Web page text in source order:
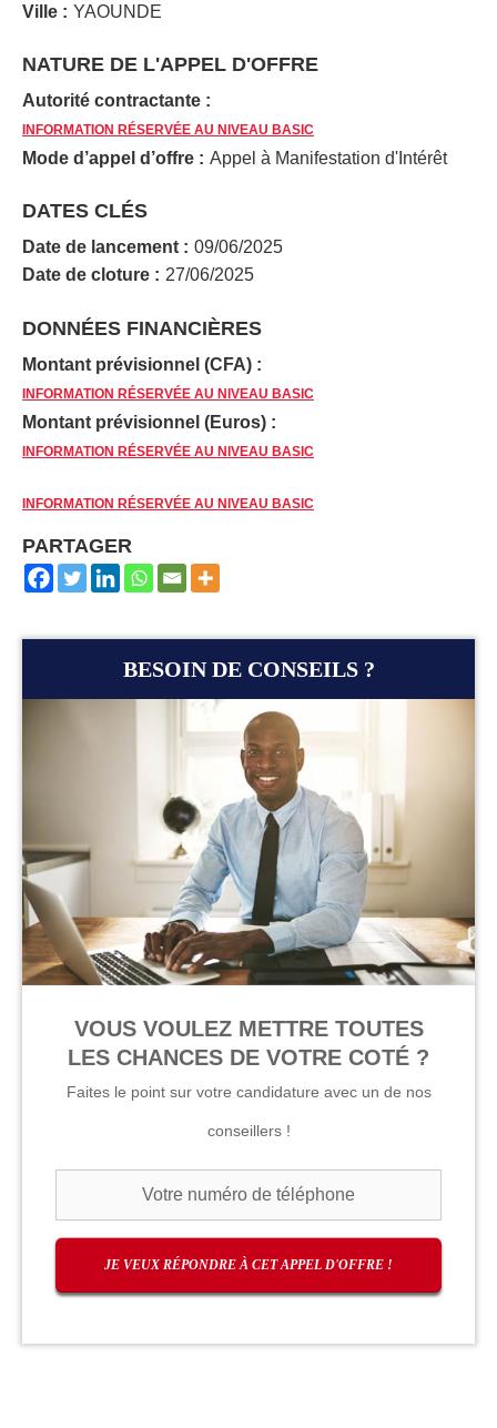
Ville : YAOUNDE
NATURE DE L'APPEL D'OFFRE
Autorité contractante :
INFORMATION RÉSERVÉE AU NIVEAU BASIC
Mode d’appel d’offre : Appel à Manifestation d'Intérêt
DATES CLÉS
Date de lancement : 09/06/2025
Date de cloture : 27/06/2025
DONNÉES FINANCIÈRES
Montant prévisionnel (CFA) :
INFORMATION RÉSERVÉE AU NIVEAU BASIC
Montant prévisionnel (Euros) :
INFORMATION RÉSERVÉE AU NIVEAU BASIC
INFORMATION RÉSERVÉE AU NIVEAU BASIC
PARTAGER
BESOIN DE CONSEILS ?
VOUS VOULEZ METTRE TOUTES
LES CHANCES DE VOTRE COTÉ ?
Faites le point sur votre candidature avec un de nos
conseillers !